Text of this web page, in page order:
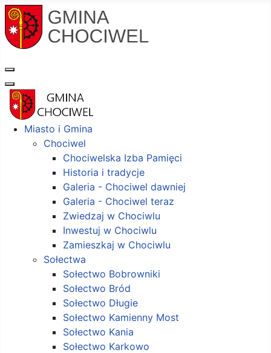
Miasto i Gmina
Chociwel
Chociwelska Izba Pamięci
Historia i tradycje
Galeria - Chociwel dawniej
Galeria - Chociwel teraz
Zwiedzaj w Chociwlu
Inwestuj w Chociwlu
Zamieszkaj w Chociwlu
Sołectwa
Sołectwo Bobrowniki
Sołectwo Bród
Sołectwo Długie
Sołectwo Kamienny Most
Sołectwo Kania
Sołectwo Karkowo